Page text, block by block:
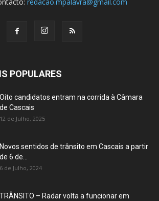
POPULARES
Oito candidatos entram na corrida à Câmara
de Cascais
12 de Julho, 2025
Novos sentidos de trânsito em Cascais a partir
de 6 de...
6 de Julho, 2024
TRÂNSITO – Radar volta a funcionar em